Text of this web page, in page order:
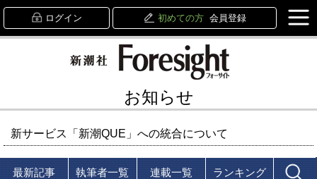
ログイン 初めての方 会員登録
お知らせ
新サービス「新潮QUE」への統合について
最新記事 執筆者一覧 連載一覧 ランキング